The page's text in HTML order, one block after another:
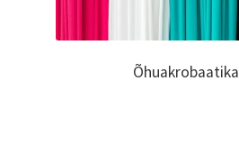
Õhuakrobaatika